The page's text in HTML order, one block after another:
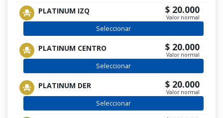
PLATINUM IZQ $ 20.000
Valor normal
Seleccionar
PLATINUM CENTRO $ 20.000
Valor normal
Seleccionar
PLATINUM DER $ 20.000
Valor normal
Seleccionar